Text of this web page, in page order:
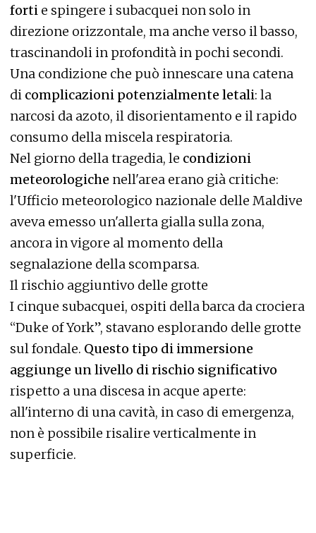
forti e spingere i subacquei non solo in
direzione orizzontale, ma anche verso il basso,
trascinandoli in profondità in pochi secondi.
Una condizione che può innescare una catena
di complicazioni potenzialmente letali: la
narcosi da azoto, il disorientamento e il rapido
consumo della miscela respiratoria.
Nel giorno della tragedia, le condizioni
meteorologiche nell'area erano già critiche:
l'Ufficio meteorologico nazionale delle Maldive
aveva emesso un'allerta gialla sulla zona,
ancora in vigore al momento della
segnalazione della scomparsa.
Il rischio aggiuntivo delle grotte
I cinque subacquei, ospiti della barca da crociera
“Duke of York”, stavano esplorando delle grotte
sul fondale. Questo tipo di immersione
aggiunge un livello di rischio significativo
rispetto a una discesa in acque aperte:
all'interno di una cavità, in caso di emergenza,
non è possibile risalire verticalmente in
superficie.